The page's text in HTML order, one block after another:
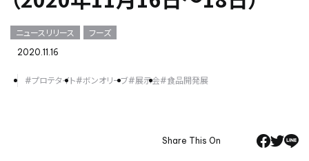
ニュースリリース フーズ
2020.11.16
#プロテタイト#ボンオリーブ#展示会#食品開発展
Share This On